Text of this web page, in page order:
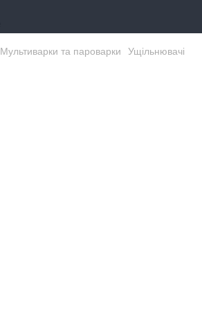
Мультиварки та пароварки Ущільнювачі